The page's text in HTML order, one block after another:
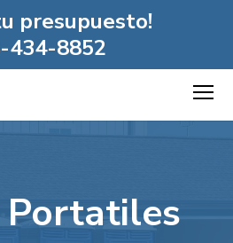
presupuesto!
434-8852
Portatiles